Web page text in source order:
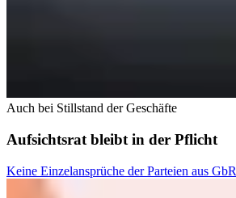
Auch bei Stillstand der Geschäfte
Aufsichtsrat bleibt in der Pflicht
Keine Einzelansprüche der Parteien aus GbR